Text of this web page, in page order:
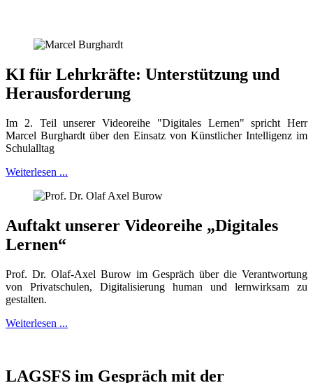
KI für Lehrkräfte: Unterstützung und
Herausforderung
Im 2. Teil unserer Videoreihe "Digitales Lernen" spricht Herr
Marcel Burghardt über den Einsatz von Künstlicher Intelligenz im
Schulalltag
Weiterlesen ...
Auftakt unserer Videoreihe „Digitales
Lernen“
Prof. Dr. Olaf-Axel Burow im Gespräch über die Verantwortung
von Privatschulen, Digitalisierung human und lernwirksam zu
gestalten.
Weiterlesen ...
LAGSFS im Gespräch mit der